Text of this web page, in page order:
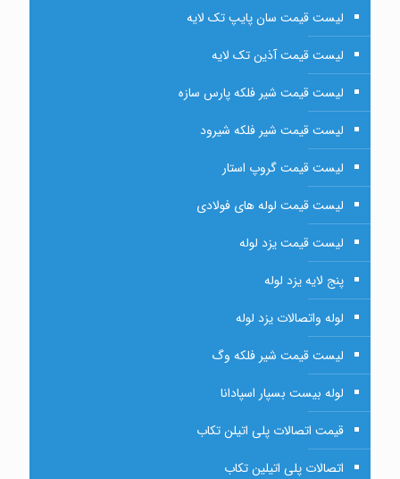
لیست قیمت سان پایپ تک لایه
لیست قیمت آذین تک لایه
لیست قیمت شیر فلکه پارس سازه
لیست قیمت شیر فلکه شیرود
لیست قیمت گروپ استار
لیست قیمت لوله های فولادی
لیست قیمت یزد لوله
پنج لایه یزد لوله
لوله واتصالات یزد لوله
لیست قیمت شیر فلکه وگ
لوله بیست بسپار اسپادانا
قیمت اتصالات پلی اتیلن تکاب
اتصالات پلی اتیلین تکاب